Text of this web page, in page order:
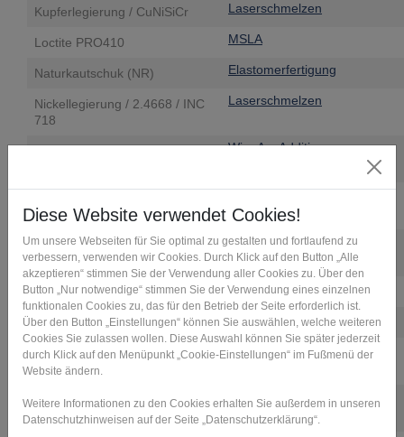
Kupferlegierung / CuNiSiCr Laserschmelzen
Loctite PRO410 MSLA
Naturkautschuk (NR) Elastomerfertigung
Nickellegierung / 2.4668 / INC
718
Laserschmelzen
Wire Arc Additive
625
Laserschmelzen
Nitril-Butadien-Kautschuk
(NBR)
Elastomerfertigung
PA 11 Selective Absorption Fusion
PA 2200 / Polyamid 12 Selektives Lasersintern
PA 2210 FR / Polyamid 12 /
flammgeschützt
Selektives Lasersintern
PA 2241 FR / Polyamid 12 /
flammgeschützt
Selektives Lasersintern